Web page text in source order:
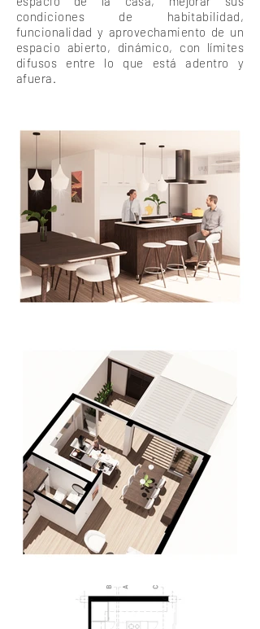
condiciones de habitabilidad,
funcionalidad y aprovechamiento de un
espacio abierto, dinámico, con límites
difusos entre lo que está adentro y
afuera.